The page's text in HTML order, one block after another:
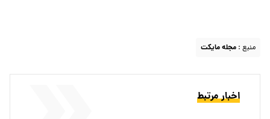
منبع : مجله مایکت
اخبار مرتبط